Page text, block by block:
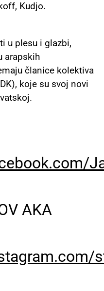
Kudjo.
u plesu i glazbi,
arapskih
članice kolektiva
koje su svoj novi
AKA